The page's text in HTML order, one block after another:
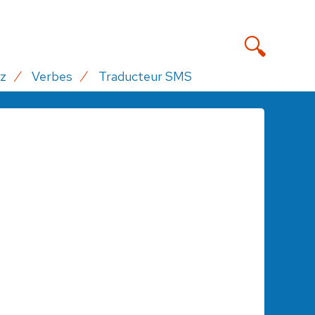
Verbes Traducteur SMS